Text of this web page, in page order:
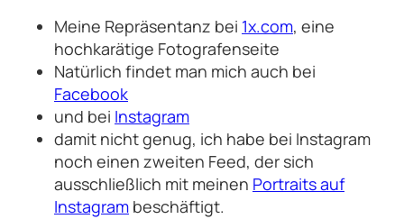
Meine Repräsentanz bei 1x.com, eine
hochkarätige Fotografenseite
Natürlich findet man mich auch bei
Facebook
und bei Instagram
damit nicht genug, ich habe bei Instagram
noch einen zweiten Feed, der sich
ausschließlich mit meinen Portraits auf
Instagram beschäftigt.